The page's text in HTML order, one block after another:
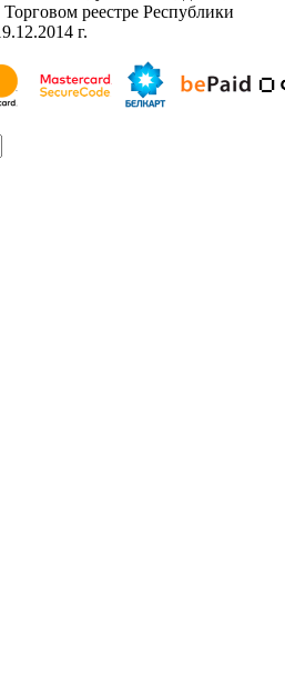
реестре Республики
г.